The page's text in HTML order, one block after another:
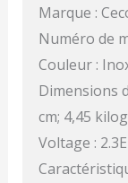
Marque :
Numéro de
Couleur :
Dimensions
cm; 4,45
Voltage :